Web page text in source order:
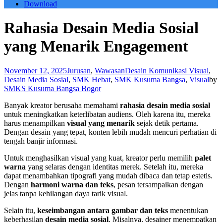
Download
Rahasia Desain Media Sosial
yang Menarik Engagement
November 12, 2025Jurusan, WawasanDesain Komunikasi Visual,
Desain Media Sosial, SMK Hebat, SMK Kusuma Bangsa, Visualby
SMKS Kusuma Bangsa Bogor
Banyak kreator berusaha memahami rahasia desain media sosial
untuk meningkatkan keterlibatan audiens. Oleh karena itu, mereka
harus menampilkan visual yang menarik sejak detik pertama.
Dengan desain yang tepat, konten lebih mudah mencuri perhatian di
tengah banjir informasi.
Untuk menghasilkan visual yang kuat, kreator perlu memilih palet
warna yang selaras dengan identitas merek. Setelah itu, mereka
dapat menambahkan tipografi yang mudah dibaca dan tetap estetis.
Dengan harmoni warna dan teks, pesan tersampaikan dengan
jelas tanpa kehilangan daya tarik visual.
Selain itu, keseimbangan antara gambar dan teks menentukan
keberhasilan desain media sosial. Misalnya, desainer menempatkan